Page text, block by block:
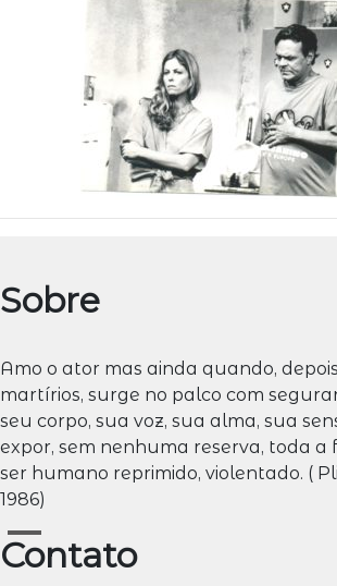
Sobre
Amo o ator mas ainda quando,
martírios, surge no palco com
seu corpo, sua voz, sua alma, sua
expor, sem nenhuma reserva, toda a
ser humano reprimido, violentado. (
1986)
Contato